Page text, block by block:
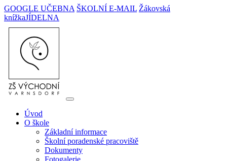
GOOGLE UČEBNA ŠKOLNÍ E-MAIL Žákovská
knížkaJÍDELNA
Úvod
O škole
Základní informace
Školní poradenské pracoviště
Dokumenty
Fotogalerie